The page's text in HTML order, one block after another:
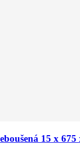
15 x 675